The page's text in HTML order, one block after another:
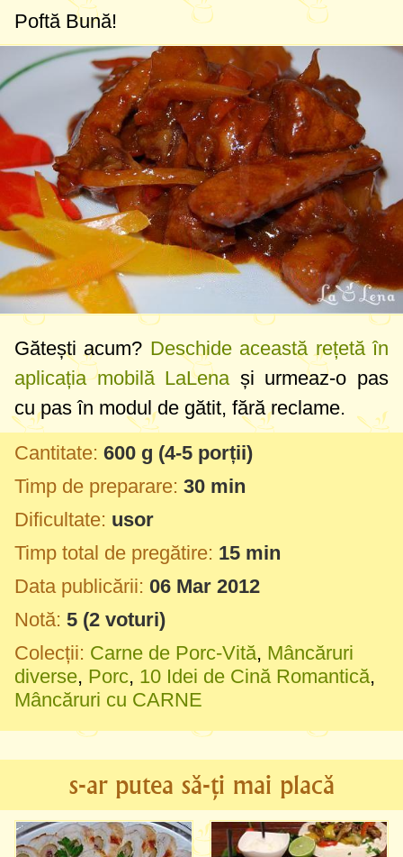
Poftă Bună!
Gătești acum? Deschide această rețetă în
aplicația mobilă LaLenași urmeaz-o pas
cu pas în modul de gătit, fără reclame.
Cantitate: 600 g (4-5 porții)
Timp de preparare: 30 min
Dificultate: usor
Timp total de pregătire: 15 min
Data publicării: 06 Mar 2012
Notă: 5 (2 voturi)
Colecții: Carne de Porc-Vită, Mâncăruri
diverse, Porc, 10 Idei de Cină Romantică,
Mâncăruri cu CARNE
s-ar putea să-ți mai placă